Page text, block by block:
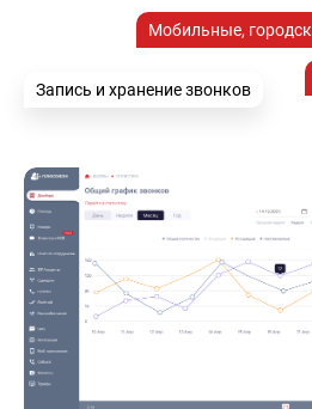
Мобильные,
Запись и хранение звонков